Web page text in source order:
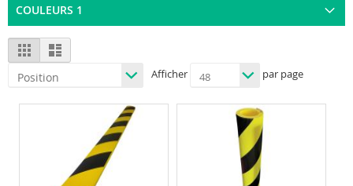
View
as
Grid List
Afficher par page
COULEURS 1